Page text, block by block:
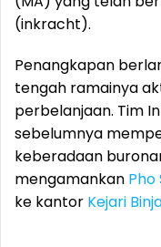
(inkracht).
Penangkapan
tengah ramainya
perbelanjaan. Tim
sebelumnya
keberadaan
mengamankan Pho
ke kantor Kejari